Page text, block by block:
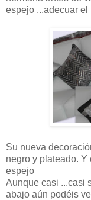
espejo ...adecuar
Su nueva
negro y plateado. Y
espejo
Aunque casi ...casi
abajo aún podéis